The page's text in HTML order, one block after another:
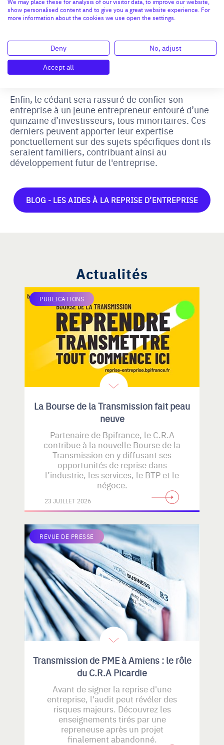
Céder l’entrepriseà un searcher « qui lui
ressemble » permet au cédant de savoir qui
terme. En outre la relation personnelle entre le
cédant et le repreneur est clé dans la réussite de
cette transmission et garantie la continuité des
efforts fournis par le cédant par le passé.
Enfin, le cédant sera rassuré de confier son
entreprise à un jeune entrepreneur entouré d’une
quinzaine d’investisseurs, tous minoritaires. Ces
derniers peuvent apporter leur expertise
ponctuellement sur des sujets spécifiques dont ils
seraient familiers, contribuant ainsi au
développement futur de l'entreprise.
BLOG - LES AIDES À LA REPRISE D’ENTREPRISE
Actualités
PUBLICATIONS
La Bourse de la Transmission fait peau
neuve
Partenaire de Bpifrance, le C.R.A
contribue à la nouvelle Bourse de la
Transmission en y diffusant ses
opportunités de reprise dans
l’industrie, les services, le BTP et le
négoce.
23 JUILLET 2026
REVUE DE PRESSE
Transmission de PME à Amiens : le rôle
du C.R.A Picardie
Avant de signer la reprise d'une
entreprise, l'audit peut révéler des
risques majeurs. Découvrez les
enseignements tirés par une
repreneuse après un projet
finalement abandonné.
show personalised content and to give you a great website experience. For
more information about the cookies we use open the settings.
Deny
No, adjust
Accept all